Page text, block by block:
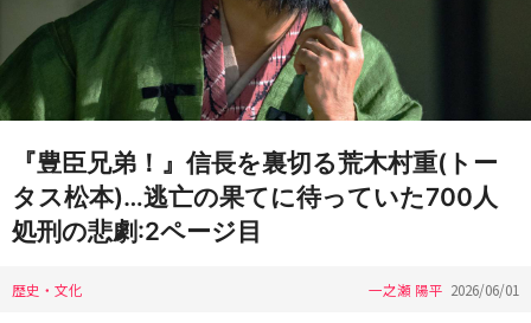
『豊臣兄弟！』信長を裏切る荒木村重(トー
タス松本)…逃亡の果てに待っていた700人
処刑の悲劇:2ページ目
歴史・文化 一之瀬 陽平 2026/06/01